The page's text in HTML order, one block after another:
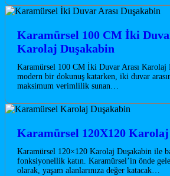
Karamürsel 100 CM İki
Karolaj Duşakabin
Karamürsel 100 CM İki Duvar Arası Karolaj
modern bir dokunuş katarken, iki duvar
maksimum verimlilik sunan…
Karamürsel 120X120
Karamürsel 120×120 Karolaj Duşakabin ile
fonksiyonellik katın. Karamürsel’in önde
olarak, yaşam alanlarınıza değer katacak…